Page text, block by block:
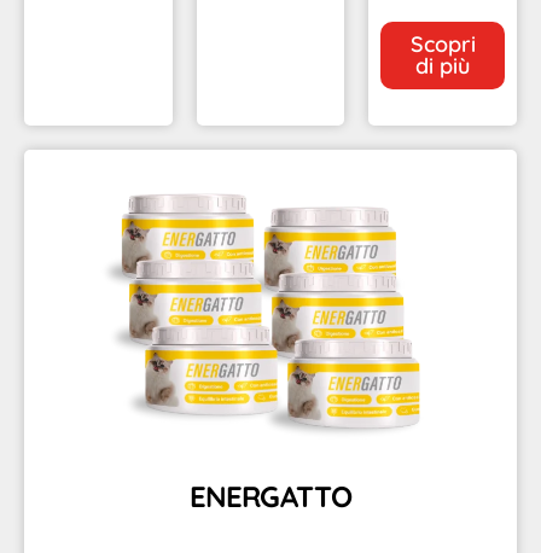
Scopri
di più
ENERGATTO